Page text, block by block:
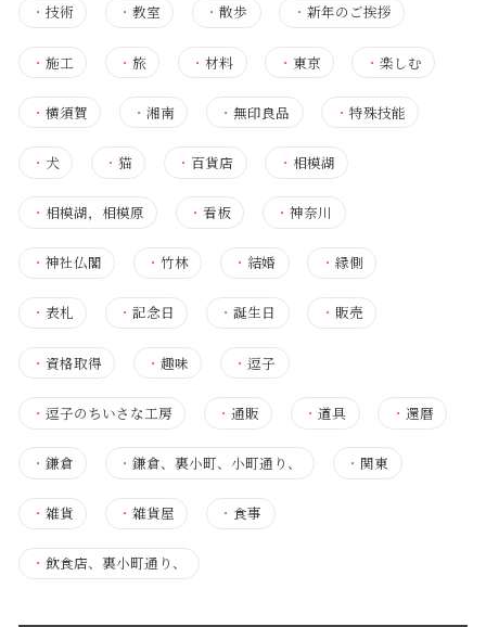
・ 技術 ・教室 ・散歩 ・ 新年のご挨拶
・ 施工 ・ 旅 ・材料 ・ 東京 ・ 楽しむ
・ 横須賀 ・湘南 ・無印良品 ・ 特殊技能
・ 犬 ・猫 ・ 百貨店 ・ 相模湖
・ 相模湖，相模原 ・看板 ・神奈川
・ 神社仏閣 ・竹林 ・結婚 ・ 縁側
・ 表札 ・記念日 ・誕生日 ・ 販売
・ 資格取得 ・趣味 ・逗子
・ 逗子のちいさな工房 ・通販 ・道具 ・ 還暦
・ 鎌倉 ・鎌倉、裏小町、小町通り、 ・ 関東
・ 雑貨 ・雑貨屋 ・食事
・ 飲食店、裏小町通り、